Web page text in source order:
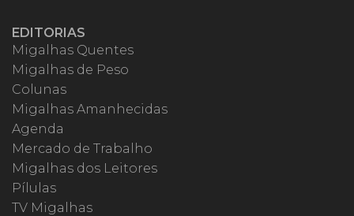
EDITORIAS
Migalhas Quentes
Migalhas de Peso
Colunas
Migalhas Amanhecidas
Agenda
Mercado de Trabalho
Migalhas dos Leitores
Pílulas
TV Migalhas